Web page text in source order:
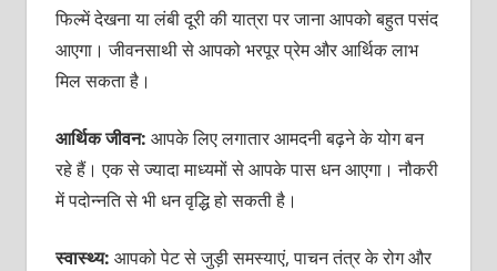
फिल्में देखना या लंबी दूरी की यात्रा पर जाना आपको बहुत पसंद
आएगा। जीवनसाथी से आपको भरपूर प्रेम और आर्थिक लाभ
मिल सकता है।
आर्थिक जीवन: आपके लिए लगातार आमदनी बढ़ने के योग बन
रहे हैं। एक से ज्यादा माध्यमों से आपके पास धन आएगा। नौकरी
में पदोन्नति से भी धन वृद्धि हो सकती है।
स्वास्थ्य: आपको पेट से जुड़ी समस्याएं, पाचन तंत्र के रोग और